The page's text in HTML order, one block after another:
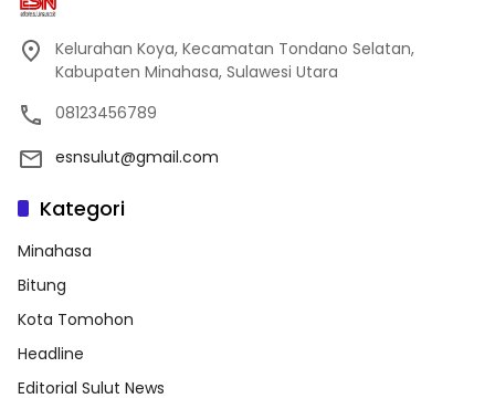
Kelurahan Koya, Kecamatan Tondano Selatan,
Kabupaten Minahasa, Sulawesi Utara
08123456789
esnsulut@gmail.com
Kategori
Minahasa
Bitung
Kota Tomohon
Headline
Editorial Sulut News